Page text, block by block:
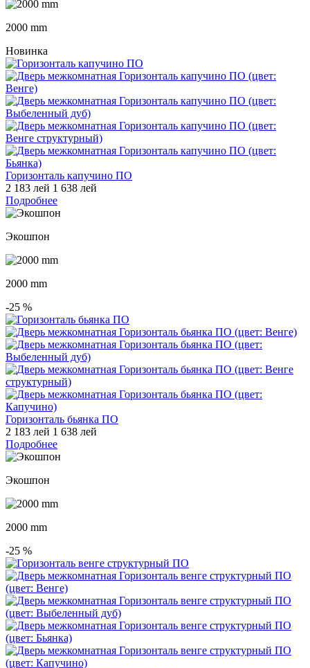
2000 mm
Новинка
Горизонталь капучино ПО
2 183 лей 1 638 лей
Подробнее
Экошпон
2000 mm
-25 %
Горизонталь бьянка ПО
2 183 лей 1 638 лей
Подробнее
Экошпон
2000 mm
-25 %